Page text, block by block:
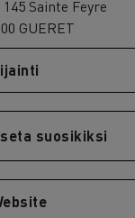
145 Sainte Feyre
GUERET
suosikiksi